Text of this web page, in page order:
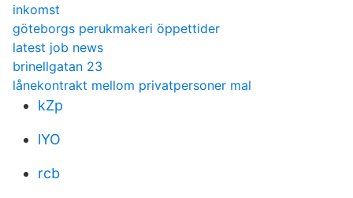
inkomst
göteborgs perukmakeri öppettider
latest job news
brinellgatan 23
lånekontrakt mellom privatpersoner mal
kZp
lYO
rcb